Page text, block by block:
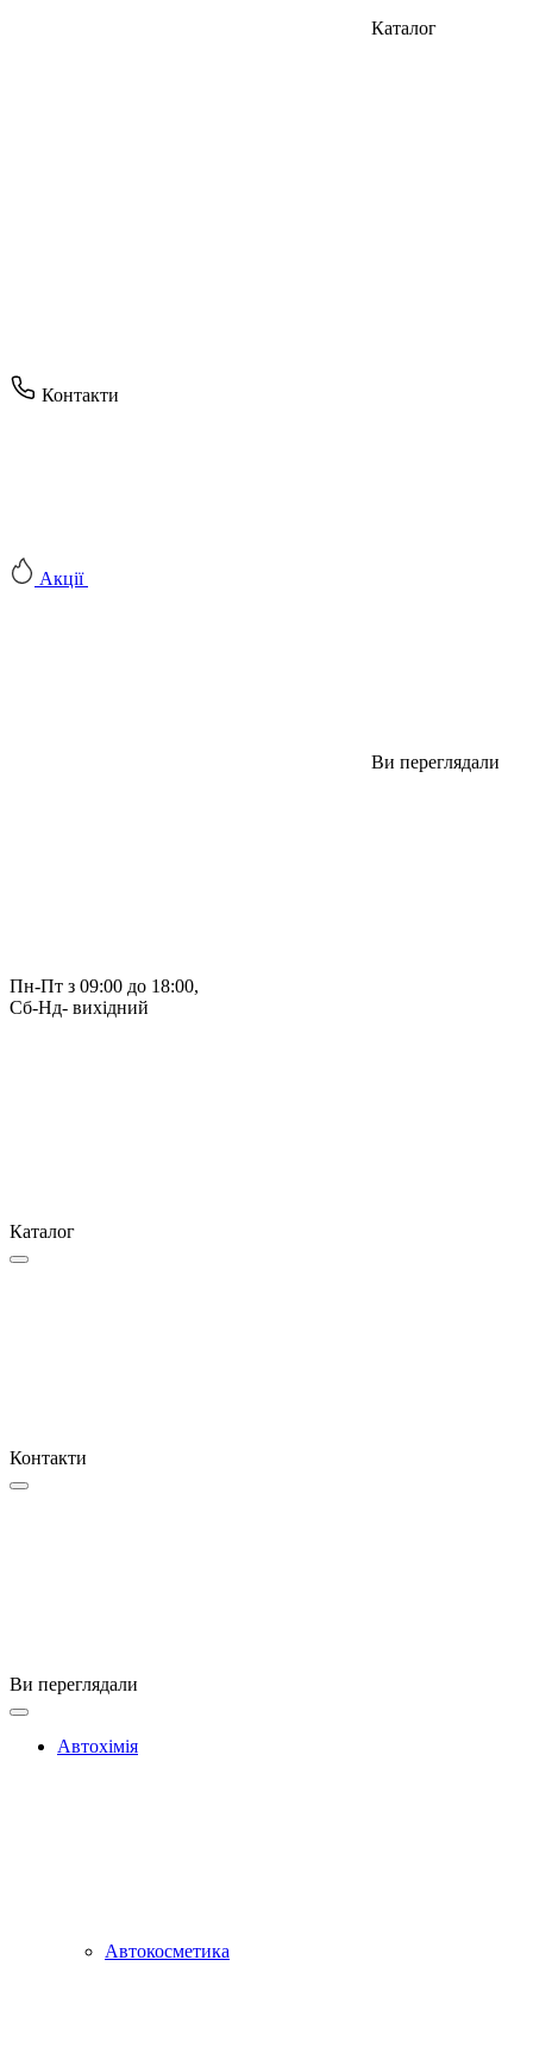
Каталог
Контакти
Акції
Ви переглядали
Пн-Пт з 09:00 до 18:00,
Сб-Нд- вихідний
Каталог
Контакти
Ви переглядали
Автохімія
Автокосметика